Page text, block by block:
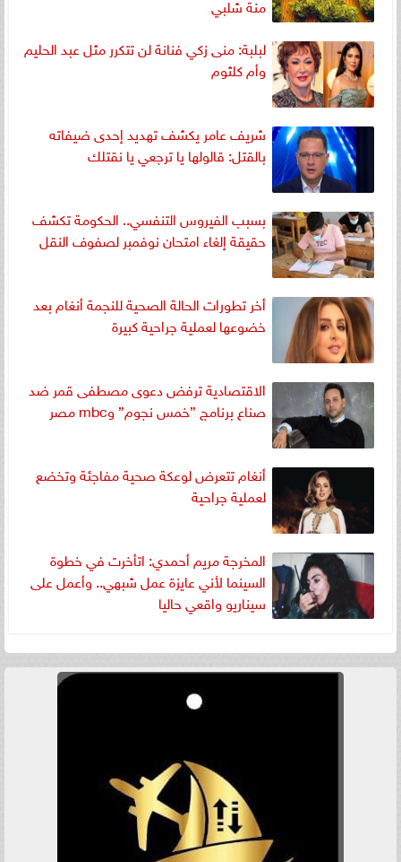
لبلبة: منى زكي فنانة لن تتكرر مثل عبد الحليم
وأم كلثوم
شريف عامر يكشف تهديد إحدى ضيفاته
بالقتل: قالولها يا ترجعي يا نقتلك
بسبب الفيروس التنفسي.. الحكومة تكشف
حقيقة إلغاء امتحان نوفمبر لصفوف النقل
أخر تطورات الحالة الصحية للنجمة أنغام بعد
خضوعها لعملية جراحية كبيرة
الاقتصادية ترفض دعوى مصطفى قمر ضد
صناع برنامج ”خمس نجوم” وmbc مصر
أنغام تتعرض لوعكة صحية مفاجئة وتخضع
لعملية جراحية
المخرجة مريم أحمدي: اتأخرت في خطوة
السينما لأني عايزة عمل شبهي.. وأعمل على
سيناريو واقعي حاليا